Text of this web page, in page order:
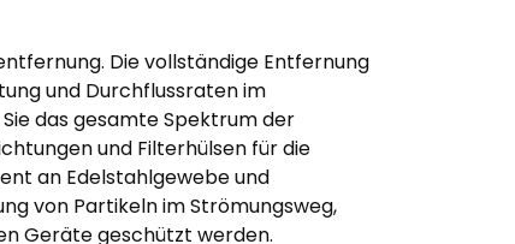
Die vollständige Entfernung
und Durchflussraten im
das gesamte Spektrum der
und Filterhülsen für die
an Edelstahlgewebe und
von Partikeln im Strömungsweg,
Geräte geschützt werden.